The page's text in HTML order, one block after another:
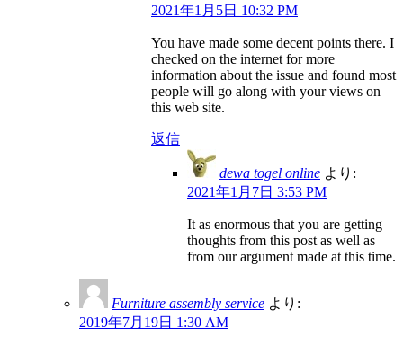
2021年1月5日 10:32 PM
You have made some decent points there. I
checked on the internet for more
information about the issue and found most
people will go along with your views on
this web site.
返信
dewa togel online より:
2021年1月7日 3:53 PM
It as enormous that you are getting
thoughts from this post as well as
from our argument made at this time.
Furniture assembly service より:
2019年7月19日 1:30 AM